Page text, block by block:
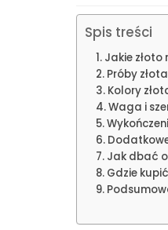
Spis treści
Jakie
Próby
Kolory
Waga i
Jak dbać o
Gdzie